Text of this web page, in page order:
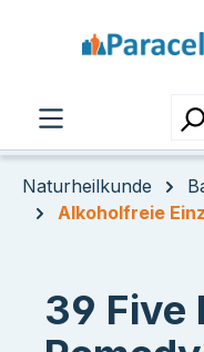
Naturheilkunde
Alkoholfreie
39 Five